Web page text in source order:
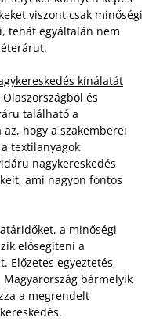
viszont csak minőségi
tehát egyáltalán nem
kínálatát
és
található a
hogy a szakemberei
textilanyagok
nagykereskedés
ami nagyon fontos
a minőségi
elősegíteni a
Előzetes egyeztetés
bármelyik
a megrendelt